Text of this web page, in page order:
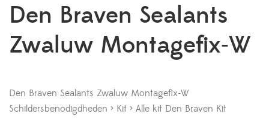
Den Braven Sealants
Zwaluw Montagefix-W
Den Braven Sealants Zwaluw Montagefix-W
Schildersbenodigdheden > Kit > Alle kit Den Braven Kit